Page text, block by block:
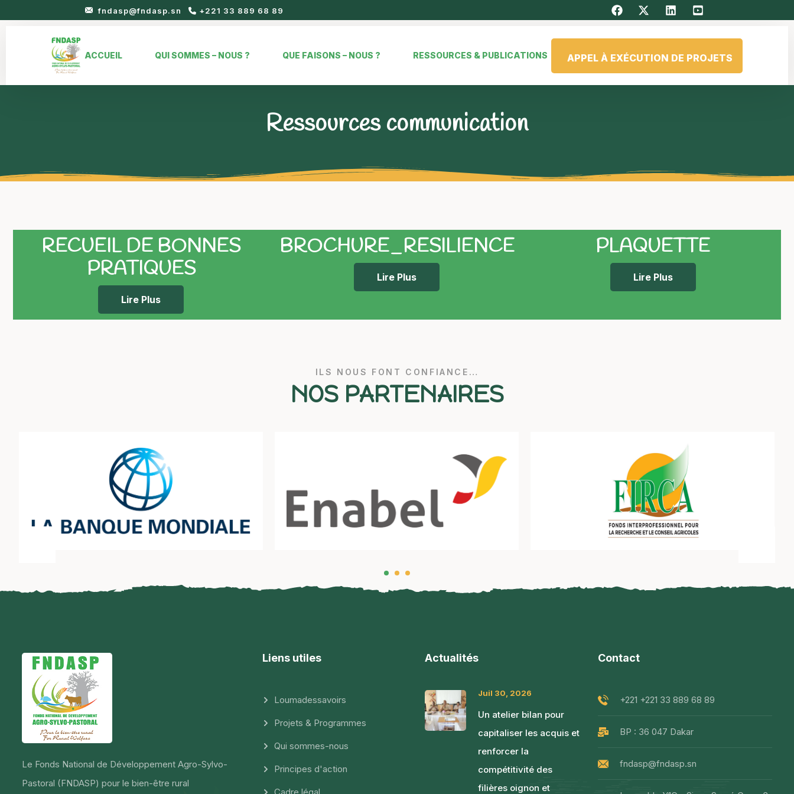
fndasp@fndasp.sn +221 33 889 68 89
ACCUEIL QUI SOMMES – NOUS ? QUE FAISONS – NOUS ? RESSOURCES & PUBLICATIONS APPEL À EXÉCUTION DE PROJETS
Ressources communication
RECUEIL DE BONNES
PRATIQUES
Lire Plus
BROCHURE_RESILIENCE
Lire Plus
PLAQUETTE
Lire Plus
ILS NOUS FONT CONFIANCE…
NOS PARTENAIRES
Le Fonds National de Développement Agro-Sylvo-
Pastoral (FNDASP) pour le bien-être rural
Liens utiles
Loumadessavoirs
Projets & Programmes
Qui sommes-nous
Principes d'action
Actualités
Juil 30, 2026
Un atelier bilan pour
capitaliser les acquis et
renforcer la
compétitivité des
filières oignon et
Contact
+221 +221 33 889 68 89
BP : 36 047 Dakar
fndasp@fndasp.sn